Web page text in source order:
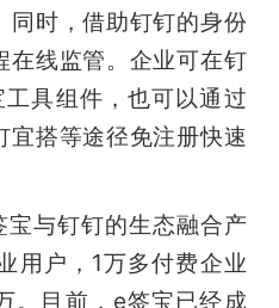
同时，借助钉钉的身份
在线监管。企业可在钉
具组件，也可以通过
宜搭等途径免注册快速
与钉钉的生态融合产
用户，1万多付费企业
。目前，e签宝已经成